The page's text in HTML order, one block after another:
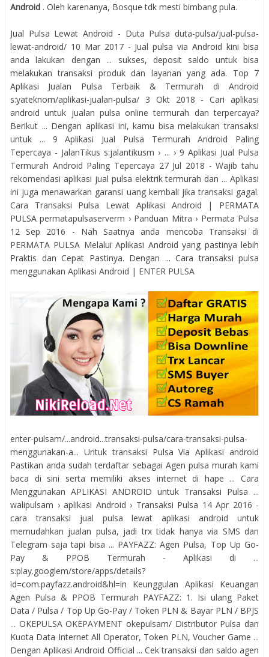
Android . Oleh karenanya, Bosque tdk mesti bimbang pula.
Jual Pulsa Lewat Android - Duta Pulsa duta-pulsa/jual-pulsa-
lewat-android/ 10 Mar 2017 - Jual pulsa via Android kini bisa
anda lakukan dengan ... sukses, deposit saldo untuk bisa
melakukan transaksi produk dan layanan yang ada. Top 7
Aplikasi Jualan Pulsa Terbaik & Termurah di Android
s:yateknom/aplikasi-jualan-pulsa/ 3 Okt 2018 - Cari aplikasi
android untuk jualan pulsa online termurah dan terpercaya?
Berikut ... Dengan aplikasi ini, kamu bisa melakukan transaksi
untuk ... 9 Aplikasi Jual Pulsa Termurah Android Paling
Tepercaya - JalanTikus s:jalantikusm › ... › 9 Aplikasi Jual Pulsa
Termurah Android Paling Tepercaya 27 Jul 2018 - Wajib tahu
rekomendasi aplikasi jual pulsa elektrik termurah dan ... Aplikasi
ini juga menawarkan garansi uang kembali jika transaksi gagal.
Cara Transaksi Pulsa Lewat Aplikasi Android | PERMATA
PULSA permatapulsaserverm › Panduan Mitra › Permata Pulsa
12 Sep 2016 - Nah Saatnya anda mencoba Transaksi di
PERMATA PULSA Melalui Aplikasi Android yang pastinya lebih
Praktis dan Cepat Pastinya. Dengan ... Cara transaksi pulsa
menggunakan Aplikasi Android | ENTER PULSA
enter-pulsam/...android...transaksi-pulsa/cara-transaksi-pulsa-
menggunakan-a... Untuk transaksi Pulsa Via Aplikasi android
Pastikan anda sudah terdaftar sebagai Agen pulsa murah kami
baca di sini serta memiliki akses internet di hape ... Cara
Menggunakan APLIKASI ANDROID untuk Transaksi Pulsa ...
walipulsam › aplikasi Android › Transaksi Pulsa 14 Apr 2016 -
cara transaksi jual pulsa lewat aplikasi android untuk
memudahkan jualan pulsa, jadi trx tidak hanya via SMS dan
Telegram saja tapi bisa ... PAYFAZZ: Agen Pulsa, Top Up Go-
Pay & PPOB Termurah - Aplikasi di ...
s:play.googlem/store/apps/details?
id=com.payfazz.android&hl=in Keunggulan Aplikasi Keuangan
Agen Pulsa & PPOB Termurah PAYFAZZ: 1. Isi ulang Paket
Data / Pulsa / Top Up Go-Pay / Token PLN & Bayar PLN / BPJS
... OKEPULSA OKEPAYMENT okepulsam/ Distributor Pulsa dan
Kuota Data Internet All Operator, Token PLN, Voucher Game ...
Dengan Aplikasi Android Official ... Cek transaksi dan saldo agen